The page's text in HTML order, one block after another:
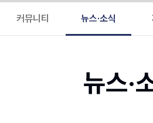
커뮤니티 뉴스·소식
뉴스·